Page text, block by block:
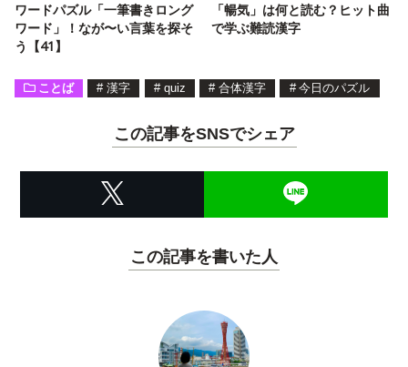
ワードパズル「一筆書きロング
ワード」！なが〜い言葉を探そ
う【41】
「暢気」は何と読む？ヒット曲
で学ぶ難読漢字
ことば # 漢字 # quiz # 合体漢字 # 今日のパズル
この記事をSNSでシェア
この記事を書いた人